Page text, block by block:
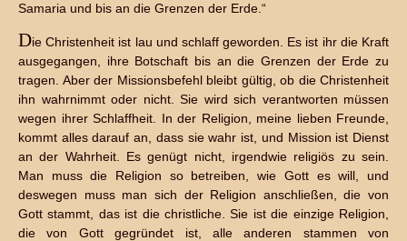
Samaria und bis an die Grenzen der Erde.“
Die Christenheit ist lau und schlaff geworden. Es ist ihr die Kraft
ausgegangen, ihre Botschaft bis an die Grenzen der Erde zu
tragen. Aber der Missionsbefehl bleibt gültig, ob die Christenheit
ihn wahrnimmt oder nicht. Sie wird sich verantworten müssen
wegen ihrer Schlaffheit. In der Religion, meine lieben Freunde,
kommt alles darauf an, dass sie wahr ist, und Mission ist Dienst
an der Wahrheit. Es genügt nicht, irgendwie religiös zu sein.
Man muss die Religion so betreiben, wie Gott es will, und
deswegen muss man sich der Religion anschließen, die von
Gott stammt, das ist die christliche. Sie ist die einzige Religion,
die von Gott gegründet ist, alle anderen stammen von